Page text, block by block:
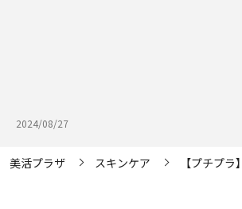
2024/08/27
美活プラザ スキンケア 【プチプ